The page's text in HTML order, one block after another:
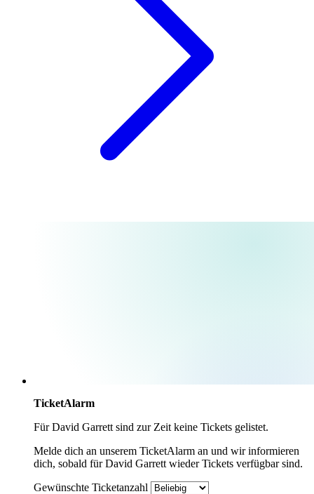
TicketAlarm
FürDavid Garrett sind zur Zeit keine Tickets gelistet.
Melde dich an unserem TicketAlarm an und wir informieren
dich, sobald fürDavid Garrett wieder Tickets verfügbar sind.
Gewünschte Ticketanzahl